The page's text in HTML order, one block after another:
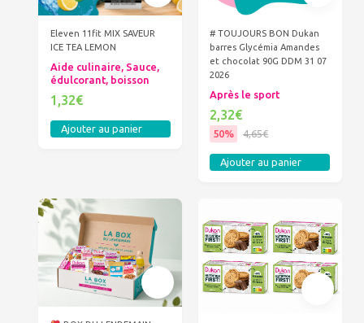
Eleven 11fit MIX SAVEUR
ICE TEA LEMON
Aide culinaire, Sauce,
édulcorant, boisson
1,32€
Ajouter au panier
# TOUJOURS BON Dukan
barres Glycémia Amandes
et chocolat 90G DDM 31 07
2026
Après le sport
2,32€
50% 4,65€
Ajouter au panier